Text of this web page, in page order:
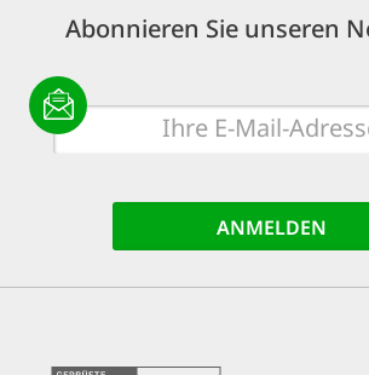
Abonnieren Sie unseren
E-
Mail